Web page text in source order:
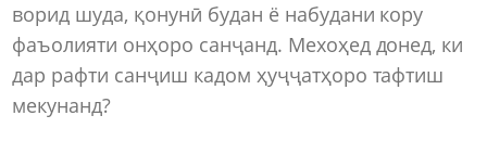
ворид шуда, қонунӣ будан ё набудани кору
фаъолияти онҳоро санҷанд. Мехоҳед донед, ки
дар рафти санҷиш кадом ҳуҷҷатҳоро тафтиш
мекунанд?